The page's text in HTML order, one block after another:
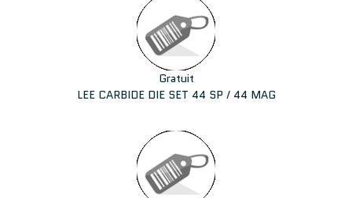
Gratuit
LEE CARBIDE DIE SET 44 SP / 44 MAG